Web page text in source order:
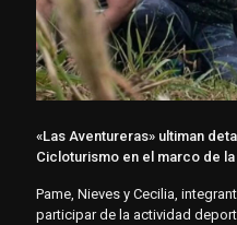
«Las Aventureras» ultiman
Cicloturismo en el marco de
Pame, Nieves y Cecilia,
participar de la actividad